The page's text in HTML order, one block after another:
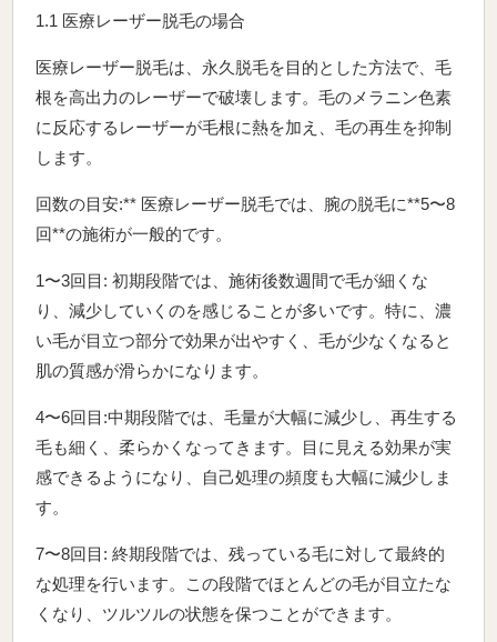
1.1 医療レーザー脱毛の場合
医療レーザー脱毛は、永久脱毛を目的とした方法で、毛
根を高出力のレーザーで破壊します。毛のメラニン色素
に反応するレーザーが毛根に熱を加え、毛の再生を抑制
します。
回数の目安:** 医療レーザー脱毛では、腕の脱毛に**5〜8
回**の施術が一般的です。
1〜3回目: 初期段階では、施術後数週間で毛が細くな
り、減少していくのを感じることが多いです。特に、濃
い毛が目立つ部分で効果が出やすく、毛が少なくなると
肌の質感が滑らかになります。
4〜6回目:中期段階では、毛量が大幅に減少し、再生する
毛も細く、柔らかくなってきます。目に見える効果が実
感できるようになり、自己処理の頻度も大幅に減少しま
す。
7〜8回目: 終期段階では、残っている毛に対して最終的
な処理を行います。この段階でほとんどの毛が目立たな
くなり、ツルツルの状態を保つことができます。